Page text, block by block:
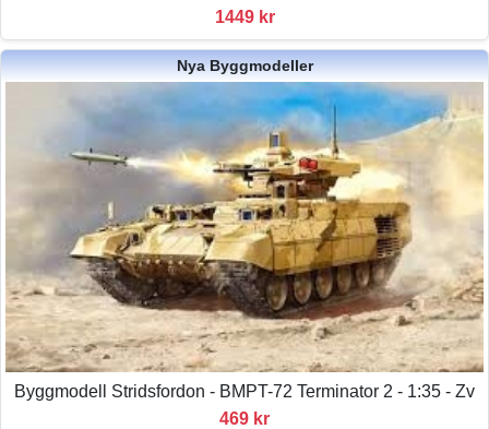
1449 kr
Nya Byggmodeller
Byggmodell Stridsfordon - BMPT-72 Terminator 2 - 1:35 - Zv
469 kr